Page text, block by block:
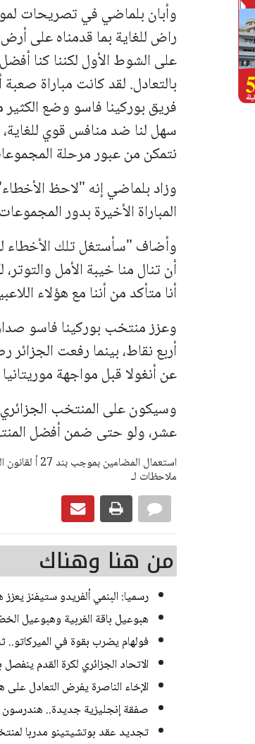
وأبان بلماضي في تصريحات
راض للغاية بما قدمناه على
على الشوط الأول لكننا كنا
بالتعادل. لقد كانت مباراة
فريق بوركينا فاسو وضع
سهل لنا ضد منافس قوي
نتمكن من عبور مرحلة
وزاد بلماضي إنه "لاحظ
المباراة الأخيرة بدور
وأضاف "سأستغل تلك الأخطاء
أن تنال منا خيبة الأمل
أنا متأكد من أننا مع هؤلاء
وعزز منتخب بوركينا فاسو
أربع نقاط، بينما رفعت
عن أنغولا قبل مواجهة
وسيكون على المنتخب الجزائري
عشر، ولو حتى ضمن أفضل
ملاحظات لـ
من هنا وهناك
رسميا: البنمي ألفريدو ستيفنز
هبوعيل باقة الغربية وهبوعيل
فولهام يضرب بقوة في الميركاتو..
الاتحاد الجزائري لكرة القدم
الإخاء الناصرة يفرض التعادل
صفقة إنجليزية جديدة..
تجديد عقد بوتشيتينو مدربا لمنتخب